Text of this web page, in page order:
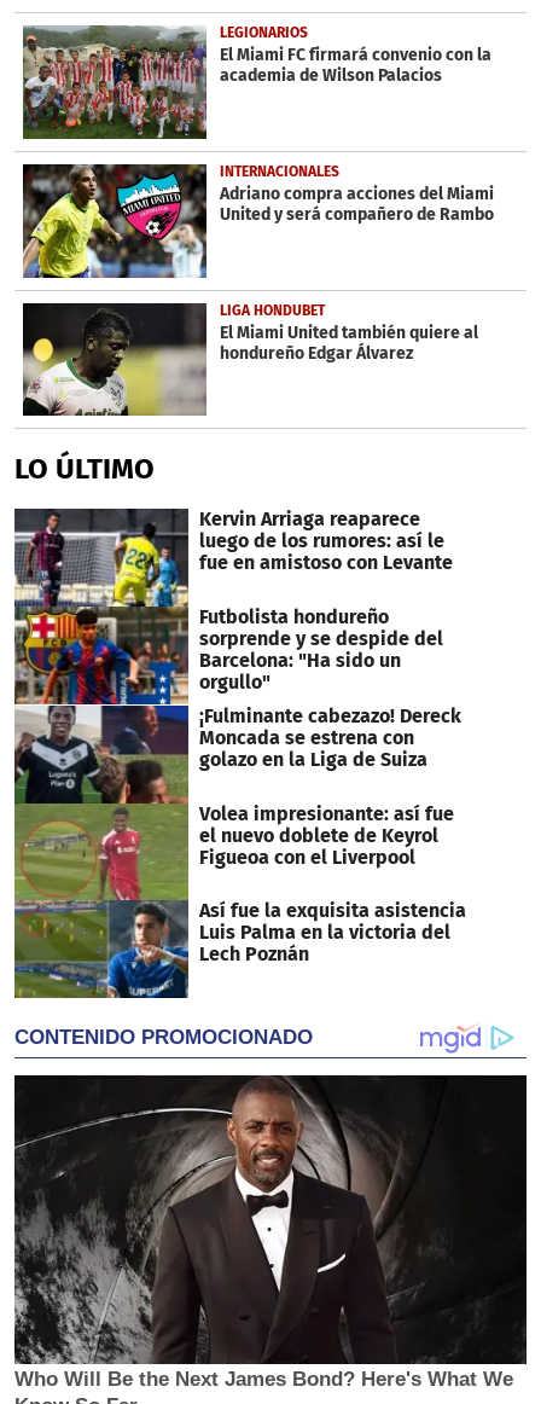
LEGIONARIOS
El Miami FC firmará convenio con la
academia de Wilson Palacios
INTERNACIONALES
Adriano compra acciones del Miami
United y será compañero de Rambo
LIGA HONDUBET
El Miami United también quiere al
hondureño Edgar Álvarez
LO ÚLTIMO
Kervin Arriaga reaparece
luego de los rumores: así le
fue en amistoso con Levante
Futbolista hondureño
sorprende y se despide del
Barcelona: "Ha sido un
orgullo"
¡Fulminante cabezazo! Dereck
Moncada se estrena con
golazo en la Liga de Suiza
Volea impresionante: así fue
el nuevo doblete de Keyrol
Figueoa con el Liverpool
Así fue la exquisita asistencia
Luis Palma en la victoria del
Lech Poznán